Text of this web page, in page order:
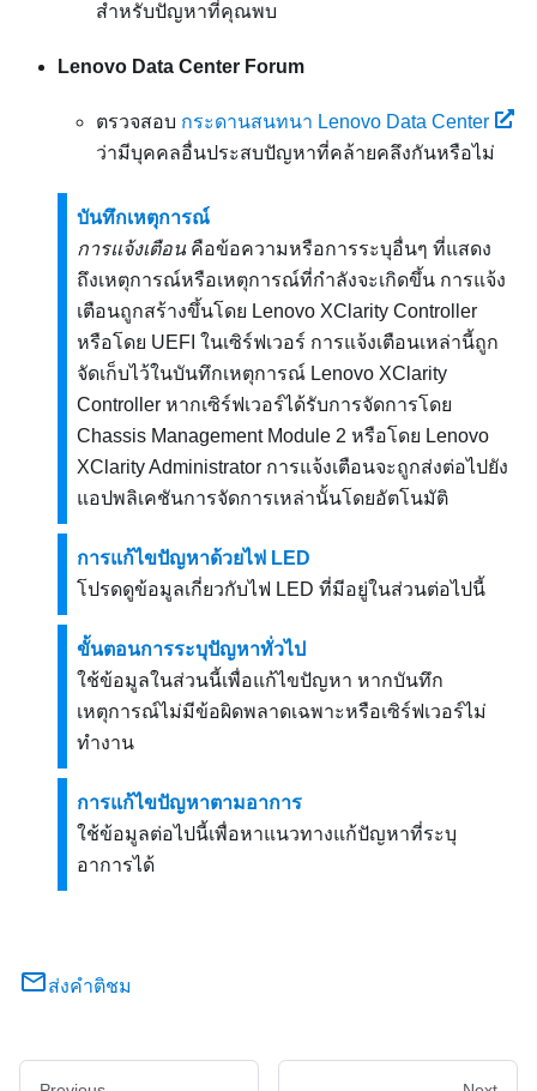
สำหรับปัญหาที่คุณพบ
Lenovo Data Center Forum
ตรวจสอบ กระดานสนทนา Lenovo Data Center
ว่ามีบุคคลอื่นประสบปัญหาที่คล้ายคลึงกันหรือไม่
บันทึกเหตุการณ์
การแจ้งเตือน คือข้อความหรือการระบุอื่นๆ ที่แสดง
ถึงเหตุการณ์หรือเหตุการณ์ที่กำลังจะเกิดขึ้น การแจ้ง
เตือนถูกสร้างขึ้นโดย Lenovo XClarity Controller
หรือโดย UEFI ในเซิร์ฟเวอร์ การแจ้งเตือนเหล่านี้ถูก
จัดเก็บไว้ในบันทึกเหตุการณ์ Lenovo XClarity
Controller หากเซิร์ฟเวอร์ได้รับการจัดการโดย
Chassis Management Module 2 หรือโดย Lenovo
XClarity Administrator การแจ้งเตือนจะถูกส่งต่อไปยัง
แอปพลิเคชันการจัดการเหล่านั้นโดยอัตโนมัติ
การแก้ไขปัญหาด้วยไฟ LED
โปรดดูข้อมูลเกี่ยวกับไฟ LED ที่มีอยู่ในส่วนต่อไปนี้
ขั้นตอนการระบุปัญหาทั่วไป
ใช้ข้อมูลในส่วนนี้เพื่อแก้ไขปัญหา หากบันทึก
เหตุการณ์ไม่มีข้อผิดพลาดเฉพาะหรือเซิร์ฟเวอร์ไม่
ทำงาน
การแก้ไขปัญหาตามอาการ
ใช้ข้อมูลต่อไปนี้เพื่อหาแนวทางแก้ปัญหาที่ระบุ
อาการได้
ส่งคำติชม